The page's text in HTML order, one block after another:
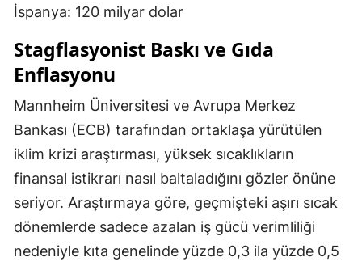
İspanya: 120 milyar dolar
Stagflasyonist Baskı ve Gıda
Enflasyonu
Mannheim Üniversitesi ve Avrupa Merkez
Bankası (ECB) tarafından ortaklaşa yürütülen
iklim krizi araştırması, yüksek sıcaklıkların
finansal istikrarı nasıl baltaladığını gözler önüne
seriyor. Araştırmaya göre, geçmişteki aşırı sıcak
dönemlerde sadece azalan iş gücü verimliliği
nedeniyle kıta genelinde yüzde 0,3 ila yüzde 0,5